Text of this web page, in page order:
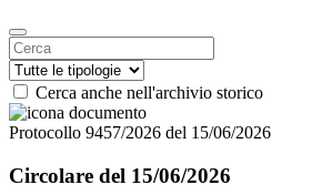
Cerca anche nell'archivio storico
Protocollo 9457/2026 del 15/06/2026
Circolare del 15/06/2026